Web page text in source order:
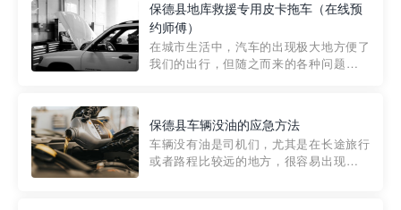
路救援拖车的收费标准是由当地交通管理
部门制定的。起步价通...
保德县地库救援专用皮卡拖车（在线预
约师傅）
在城市生活中，汽车的出现极大地方便了
我们的出行，但随之而来的各种问题也让
紧急情况下，我们需要一种高效可靠的救
援方式。而这时，地库救援专...
保德县车辆没油的应急方法
车辆没有油是司机们，尤其是在长途旅行
或者路程比较远的地方，很容易出现这种